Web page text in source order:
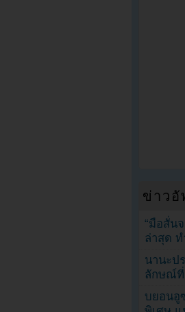
ข่าวอั
“มือสั่น
ล่าสุด
นานะป
ลักษณ์ที่
บยอนอู